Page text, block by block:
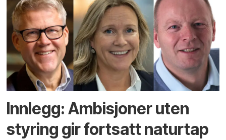
Innlegg: Ambisjoner uten
styring gir fortsatt naturtap